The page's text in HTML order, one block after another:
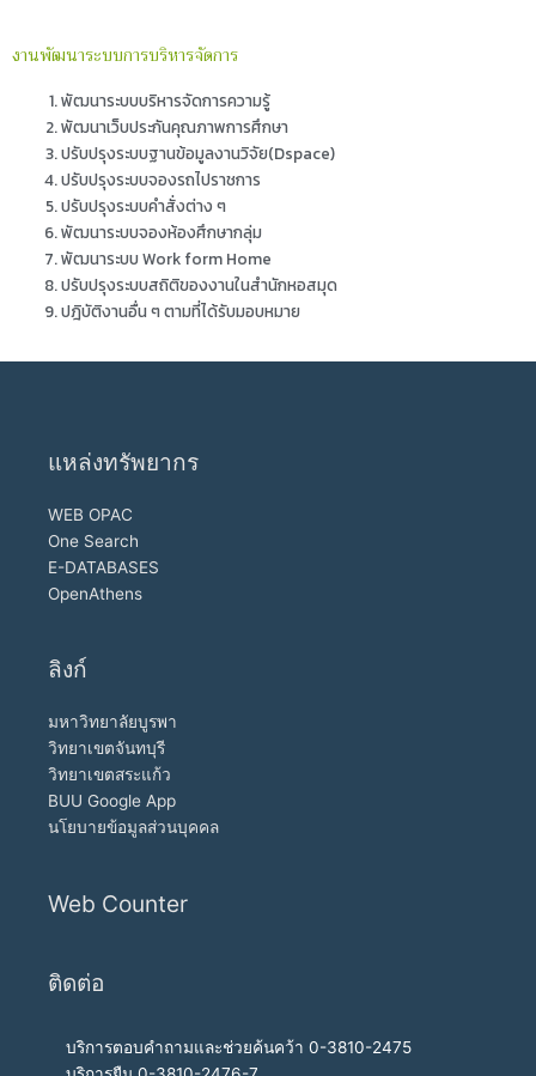
งานพัฒนาระบบการบริหารจัดการ
พัฒนาระบบบริหารจัดการความรู้
พัฒนาเว็บประกันคุณภาพการศึกษา
ปรับปรุงระบบฐานข้อมูลงานวิจัย(Dspace)
ปรับปรุงระบบจองรถไปราชการ
ปรับปรุงระบบคำสั่งต่าง ๆ
พัฒนาระบบจองห้องศึกษากลุ่ม
พัฒนาระบบ Work form Home
ปรับปรุงระบบสถิติของงานในสำนักหอสมุด
ปฎิบัติงานอื่น ๆ ตามที่ได้รับมอบหมาย
แหล่งทรัพยากร
WEB OPAC
One Search
E-DATABASES
OpenAthens
ลิงก์
มหาวิทยาลัยบูรพา
วิทยาเขตจันทบุรี
วิทยาเขตสระแก้ว
BUU Google App
นโยบายข้อมูลส่วนบุคคล
Web Counter
ติดต่อ
บริการตอบคำถามและช่วยค้นคว้า 0-3810-2475